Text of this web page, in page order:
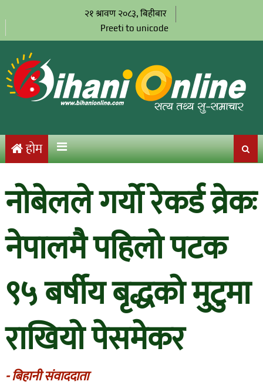
२१ श्रावण २०८३, बिहीबार
Preeti to unicode
होम
नोबेलले गर्यो रेकर्ड व्रेकः
नेपालमै पहिलो पटक
९५ बर्षीय बृद्धको मुटुमा
राखियो पेसमेकर
- बिहानी संवाददाता